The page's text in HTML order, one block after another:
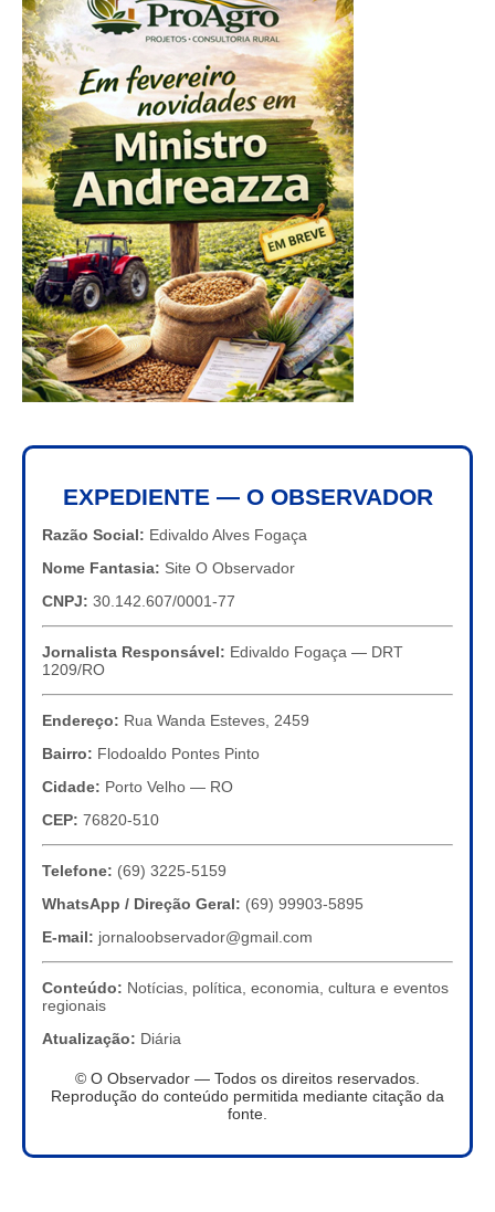
EXPEDIENTE — O OBSERVADOR
Razão Social: Edivaldo Alves Fogaça
Nome Fantasia: Site O Observador
CNPJ: 30.142.607/0001-77
Jornalista Responsável: Edivaldo Fogaça — DRT
1209/RO
Endereço: Rua Wanda Esteves, 2459
Bairro: Flodoaldo Pontes Pinto
Cidade: Porto Velho — RO
CEP: 76820-510
Telefone: (69) 3225-5159
WhatsApp / Direção Geral: (69) 99903-5895
E-mail: jornaloobservador@gmail.com
Conteúdo: Notícias, política, economia, cultura e eventos
regionais
Atualização: Diária
© O Observador — Todos os direitos reservados.
Reprodução do conteúdo permitida mediante citação da
fonte.